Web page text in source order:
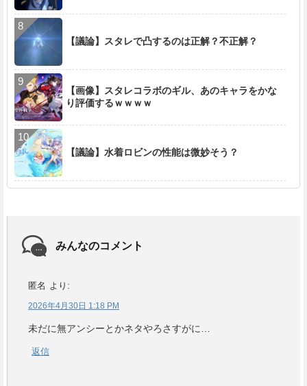
【議論】スタレで凸するのは正解？不正解？
【画像】スタレコラボのギル、あのキャラをかな
り評価するｗｗｗｗ
【議論】水着ロビンの性能は微妙そう？
みんなのコメント
匿名 より:
2026年4月30日 1:18 PM
未だに無アンシーとかネタやろさすがに…
返信